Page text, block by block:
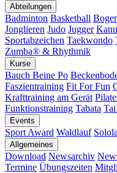
Abteilungen
Badminton Basketball
Jonglieren Judo Jugger Kanu
Sportabzeichen Taekwondo
Zumba® & Rhythmik
Kurse
Bauch Beine Po
Faszientraining Fit For Fun
Krafttraining am Gerät
Funktionstraining Tabata
Events
Sport Award Waldlauf
Allgemeines
Download Newsarchiv
Termine Übungszeiten